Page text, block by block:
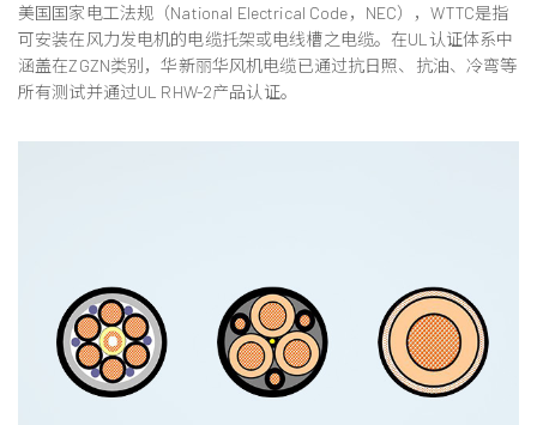
美国国家电工法规（National Electrical Code，NEC），WTTC是指
可安装在风力发电机的电缆托架或电线槽之电缆。在UL认证体系中
涵盖在ZGZN类别，华新丽华风机电缆已通过抗日照、抗油、冷弯等
所有测试并通过UL RHW-2产品认证。